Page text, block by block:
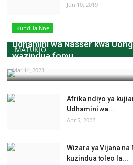
Jun 10, 2019
MATUKIO
Kundi la Nne
Udhamini wa Nasser kwa
wazindua fomu...
Mar 14, 2023
Afrika ndiyo ya
Udhamini wa...
Apr 5, 2022
Wizara ya Vijana
kuzindua toleo la...